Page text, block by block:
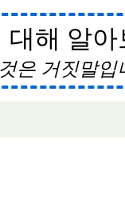
대해 알
은 거짓말입